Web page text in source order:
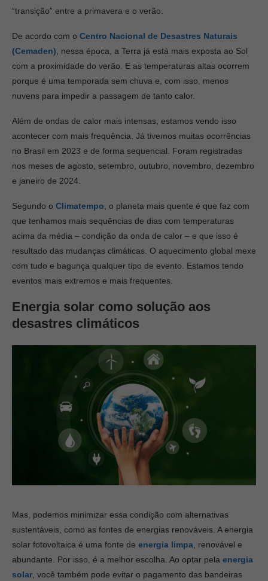
“transição” entre a primavera e o verão.
De acordo com o Centro Nacional de Desastres Naturais
(Cemaden) , nessa época, a Terra já está mais exposta ao Sol
com a proximidade do verão. E as temperaturas altas ocorrem
porque é uma temporada sem chuva e, com isso, menos
nuvens para impedir a passagem de tanto calor.
Além de ondas de calor mais intensas, estamos vendo isso
acontecer com mais frequência. Já tivemos muitas ocorrências
no Brasil em 2023 e de forma sequencial. Foram registradas
nos meses de agosto, setembro, outubro, novembro, dezembro
e janeiro de 2024.
Segundo o Climatempo , o planeta mais quente é que faz com
que tenhamos mais sequências de dias com temperaturas
acima da média – condição da onda de calor – e que isso é
resultado das mudanças climáticas. O aquecimento global mexe
com tudo e bagunça qualquer tipo de evento. Estamos tendo
eventos mais extremos e mais frequentes.
Energia solar como solução aos
desastres climáticos
Mas, podemos minimizar essa condição com alternativas
sustentáveis, como as fontes de energias renováveis. A energia
solar fotovoltaica é uma fonte de energia limpa , renovável e
abundante. Por isso, é a melhor escolha. Ao optar pela energia
solar , você também pode evitar o pagamento das bandeiras